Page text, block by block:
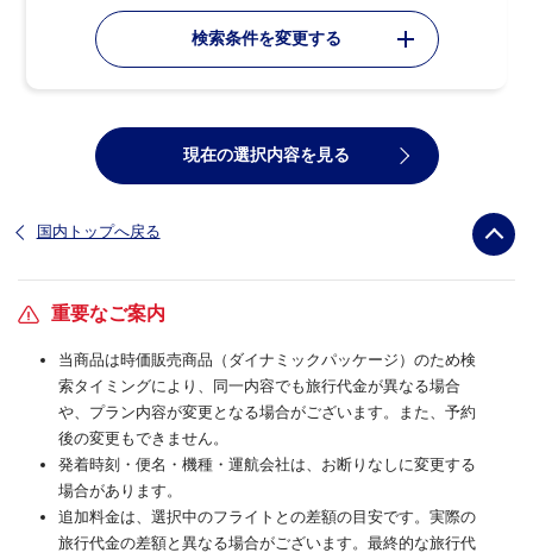
検索条件を変更する
現在の選択内容を見る
国内トップへ戻る
重要なご案内
当商品は時価販売商品（ダイナミックパッケージ）のため検
索タイミングにより、同一内容でも旅行代金が異なる場合
や、プラン内容が変更となる場合がございます。また、予約
後の変更もできません。
発着時刻・便名・機種・運航会社は、お断りなしに変更する
場合があります。
追加料金は、選択中のフライトとの差額の目安です。実際の
旅行代金の差額と異なる場合がございます。最終的な旅行代